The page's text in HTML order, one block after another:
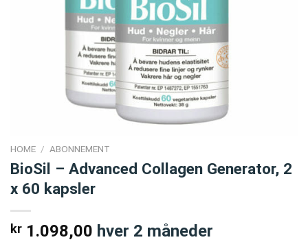
HOME / ABONNEMENT
BioSil – Advanced Collagen Generator, 2
x 60 kapsler
kr 1.098,00 hver 2 måneder